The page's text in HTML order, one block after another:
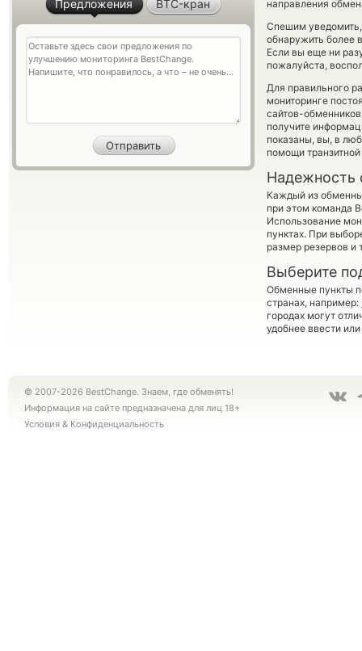
направления
Спешим
обнаружить более
Если вы еще ни
пожалуйста,
Для правильного
мониторинге
сайтов-
получите
показаны, вы, в
помощи
Надежность
Каждый из
при этом команда
Использование
пунктах. При
размер резервов и
Выберите
Обменные пункты
странах, например:
городах могут
удобнее ввести
Предложения BTC-кран
© 2007-2026 BestChange. Знаем, где обменять!
Информация на сайте предназначена для лиц 18+
Условия & Конфиденциальность